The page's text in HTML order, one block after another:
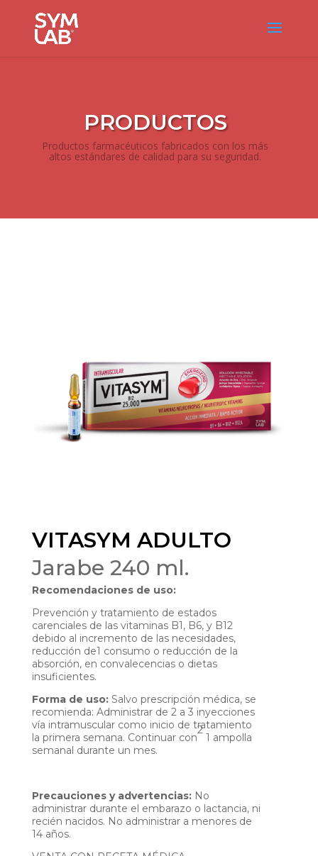
PRODUCTOS
Productos farmacéuticos fabricados con los más
altos estándares de calidad para su seguridad.
VITASYM ADULTO
Jarabe 240 ml.
Recomendaciones de uso:
Prevención y tratamiento de estados
carenciales de las vitaminas B1, B6, y B12
debido al incremento de las necesidades,
reducción de1 consumo o reducción de la
absorción, en convalecencias o dietas
insuficientes.
Forma de uso: Salvo prescripción médica, se
recomienda: Administrar de 2 a 3 inyecciones
vía intramuscular como inicio de tratamiento
la primera semana. Continuar con
2
1 ampolla
semanal durante un mes.
Precauciones y advertencias:No
administrar durante el embarazo o lactancia, ni
recién nacidos. No administrar a menores de
14 años.